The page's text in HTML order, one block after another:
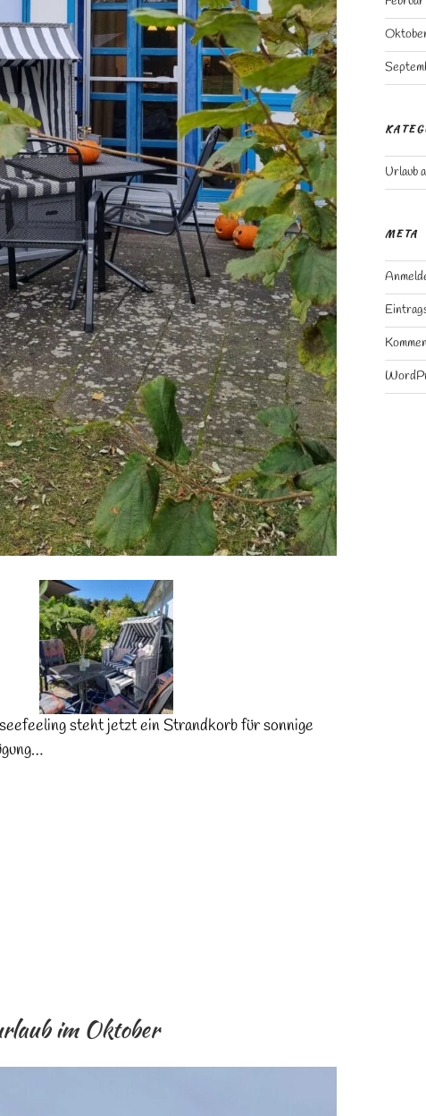
steht jetzt ein Strandkorb für sonnige
im Oktober
Urlaub
META